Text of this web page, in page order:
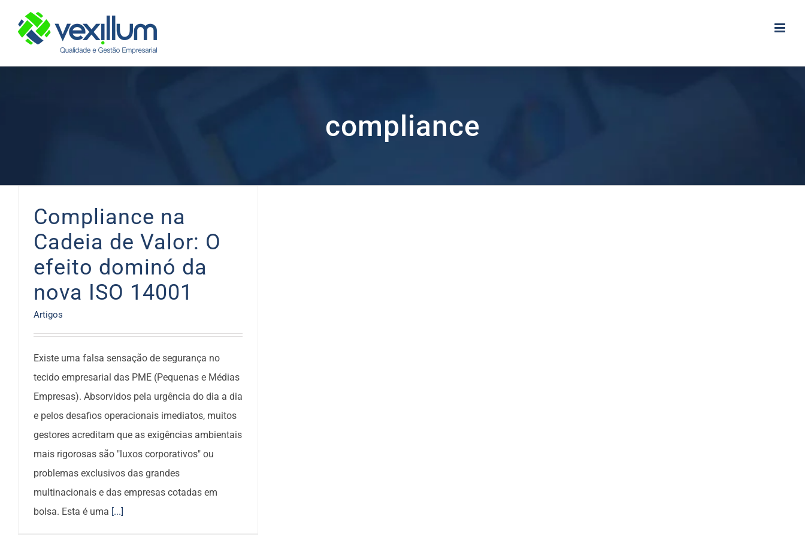
content
compliance
Compliance na
Cadeia de Valor: O
efeito dominó da
nova ISO 14001
Artigos
Existe uma falsa sensação de segurança no
tecido empresarial das PME (Pequenas e Médias
Empresas). Absorvidos pela urgência do dia a dia
e pelos desafios operacionais imediatos, muitos
gestores acreditam que as exigências ambientais
mais rigorosas são "luxos corporativos" ou
problemas exclusivos das grandes
multinacionais e das empresas cotadas em
bolsa. Esta é uma [...]